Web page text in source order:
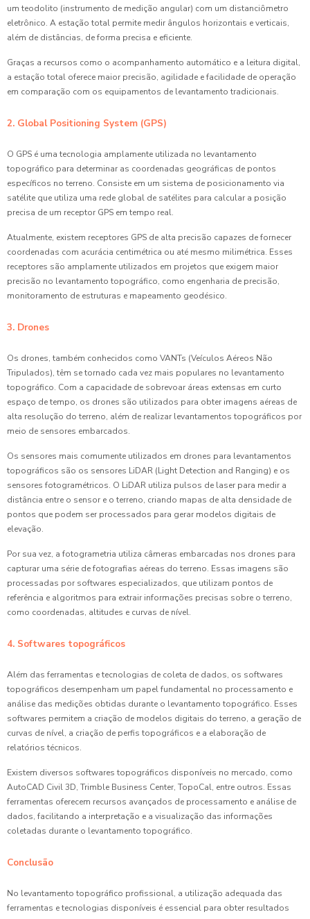
um teodolito (instrumento de medição angular) com um distanciômetro
eletrônico. A estação total permite medir ângulos horizontais e verticais,
além de distâncias, de forma precisa e eficiente.
Graças a recursos como o acompanhamento automático e a leitura digital,
a estação total oferece maior precisão, agilidade e facilidade de operação
em comparação com os equipamentos de levantamento tradicionais.
2. Global Positioning System (GPS)
O GPS é uma tecnologia amplamente utilizada no levantamento
topográfico para determinar as coordenadas geográficas de pontos
específicos no terreno. Consiste em um sistema de posicionamento via
satélite que utiliza uma rede global de satélites para calcular a posição
precisa de um receptor GPS em tempo real.
Atualmente, existem receptores GPS de alta precisão capazes de fornecer
coordenadas com acurácia centimétrica ou até mesmo milimétrica. Esses
receptores são amplamente utilizados em projetos que exigem maior
precisão no levantamento topográfico, como engenharia de precisão,
monitoramento de estruturas e mapeamento geodésico.
3. Drones
Os drones, também conhecidos como VANTs (Veículos Aéreos Não
Tripulados), têm se tornado cada vez mais populares no levantamento
topográfico. Com a capacidade de sobrevoar áreas extensas em curto
espaço de tempo, os drones são utilizados para obter imagens aéreas de
alta resolução do terreno, além de realizar levantamentos topográficos por
meio de sensores embarcados.
Os sensores mais comumente utilizados em drones para levantamentos
topográficos são os sensores LiDAR (Light Detection and Ranging) e os
sensores fotogramétricos. O LiDAR utiliza pulsos de laser para medir a
distância entre o sensor e o terreno, criando mapas de alta densidade de
pontos que podem ser processados para gerar modelos digitais de
elevação.
Por sua vez, a fotogrametria utiliza câmeras embarcadas nos drones para
capturar uma série de fotografias aéreas do terreno. Essas imagens são
processadas por softwares especializados, que utilizam pontos de
referência e algoritmos para extrair informações precisas sobre o terreno,
como coordenadas, altitudes e curvas de nível.
4. Softwares topográficos
Além das ferramentas e tecnologias de coleta de dados, os softwares
topográficos desempenham um papel fundamental no processamento e
análise das medições obtidas durante o levantamento topográfico. Esses
softwares permitem a criação de modelos digitais do terreno, a geração de
curvas de nível, a criação de perfis topográficos e a elaboração de
relatórios técnicos.
Existem diversos softwares topográficos disponíveis no mercado, como
AutoCAD Civil 3D, Trimble Business Center, TopoCal, entre outros. Essas
ferramentas oferecem recursos avançados de processamento e análise de
dados, facilitando a interpretação e a visualização das informações
coletadas durante o levantamento topográfico.
Conclusão
No levantamento topográfico profissional, a utilização adequada das
ferramentas e tecnologias disponíveis é essencial para obter resultados